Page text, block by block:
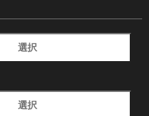
選択
選択